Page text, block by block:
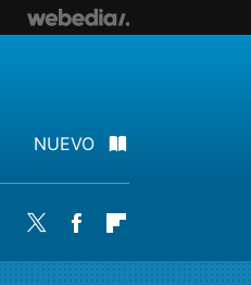
NUEVO
Twitter Facebook